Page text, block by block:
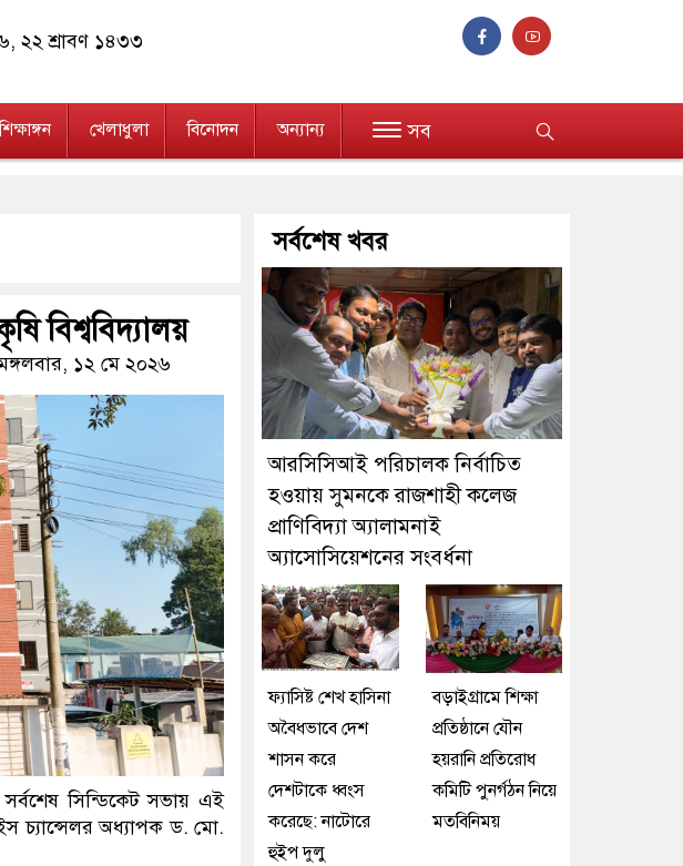
২২ শ্রাবণ ১৪৩৩
শিক্ষাঙ্গন খেলাধুলা বিনোদন অন্যান্য সব
বিশ্ববিদ্যালয়
১২ মে ২০২৬
সর্বশেষ সিন্ডিকেট সভায় এই
চ্যান্সেলর অধ্যাপক ড. মো.
সর্বশেষ খবর
আরসিসিআই পরিচালক নির্বাচিত
হওয়ায় সুমনকে রাজশাহী কলেজ
প্রাণিবিদ্যা অ্যালামনাই
অ্যাসোসিয়েশনের সংবর্ধনা
ফ্যাসিষ্ট শেখ হাসিনা
অবৈধভাবে দেশ
শাসন করে
দেশটাকে ধ্বংস
করেছে: নাটোরে
হুইপ দুলু
বড়াইগ্রামে শিক্ষা
প্রতিষ্ঠানে যৌন
হয়রানি প্রতিরোধ
কমিটি পুনর্গঠন নিয়ে
মতবিনিময়